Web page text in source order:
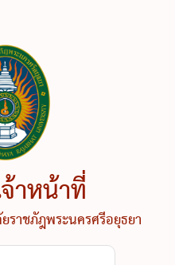
าหน้าที่
ราชภัฎพระนครศรีอยุธยา